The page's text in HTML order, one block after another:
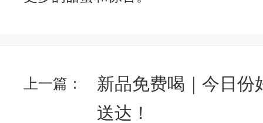
上一篇：
新品免费喝｜今日份
送达！